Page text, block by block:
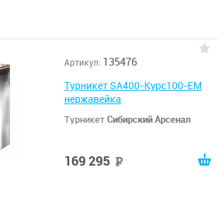
Артикул: 135476
Турникет SA400-Курс100-EM
нержавейка
ТурникетСибирский Арсенал
169 295